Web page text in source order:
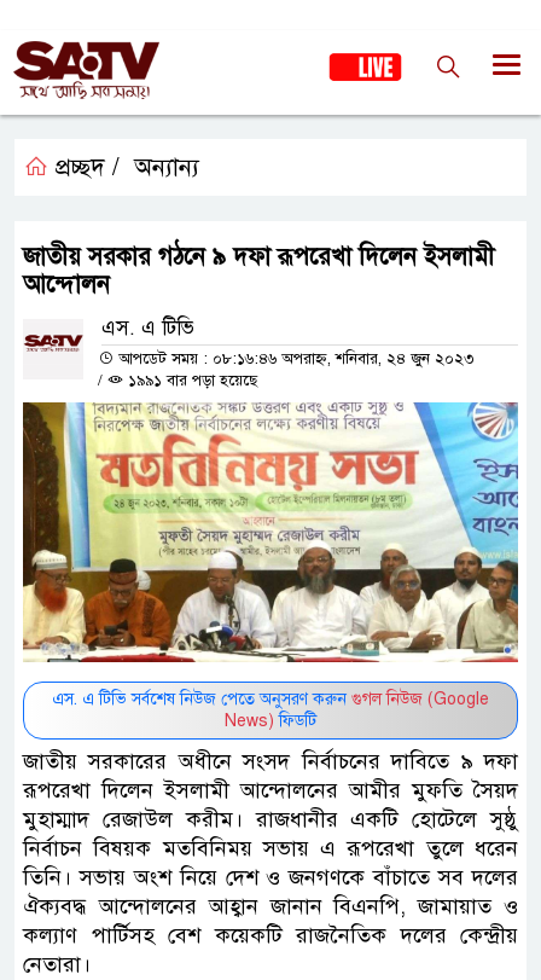
প্রচ্ছদ / অন্যান্য
জাতীয় সরকার গঠনে ৯ দফা রূপরেখা দিলেন ইসলামী
আন্দোলন
এস. এ টিভি
আপডেট সময় : ০৮:১৬:৪৬ অপরাহ্ন, শনিবার, ২৪ জুন ২০২৩
/
১৯৯১ বার পড়া হয়েছে
এস. এ টিভি সর্বশেষ নিউজ পেতে অনুসরণ করুন গুগল নিউজ (Google
News) ফিডটি
জাতীয় সরকারের অধীনে সংসদ নির্বাচনের দাবিতে ৯ দফা
রূপরেখা দিলেন ইসলামী আন্দোলনের আমীর মুফতি সৈয়দ
মুহাম্মাদ রেজাউল করীম। রাজধানীর একটি হোটেলে সুষ্ঠু
নির্বাচন বিষয়ক মতবিনিময় সভায় এ রূপরেখা তুলে ধরেন
তিনি। সভায় অংশ নিয়ে দেশ ও জনগণকে বাঁচাতে সব দলের
ঐক্যবদ্ধ আন্দোলনের আহ্বান জানান বিএনপি, জামায়াত ও
কল্যাণ পার্টিসহ বেশ কয়েকটি রাজনৈতিক দলের কেন্দ্রীয়
নেতারা।